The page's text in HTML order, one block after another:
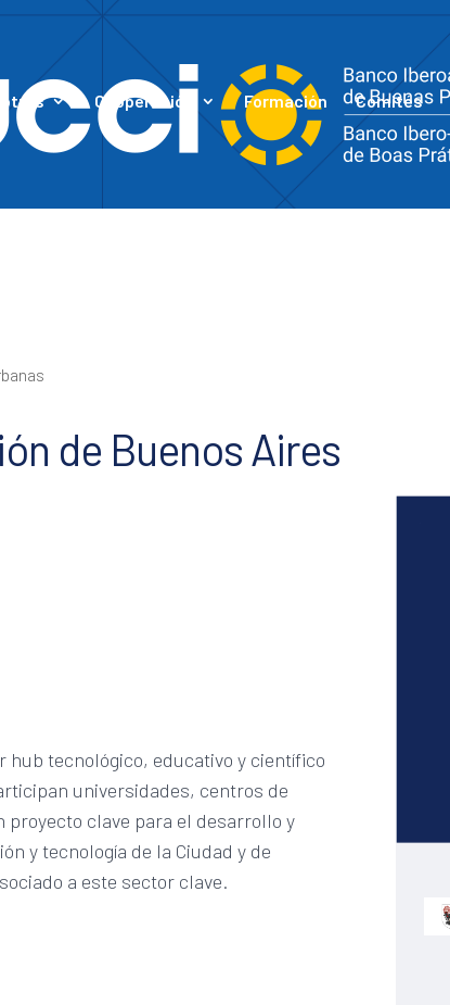
Cooperación Formación Comités
de Buenos Aires
hub tecnológico, educativo y científico
universidades, centros de
proyecto clave para el desarrollo y
y tecnología de la Ciudad y de
a este sector clave.